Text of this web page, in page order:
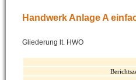
Handwerk Anlage A
Gliederung lt. HWO